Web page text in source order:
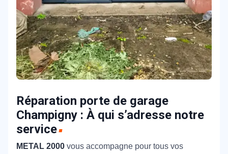
Réparation porte de garage
Champigny : À qui s’adresse notre
service
METAL 2000 vous accompagne pour tous vos